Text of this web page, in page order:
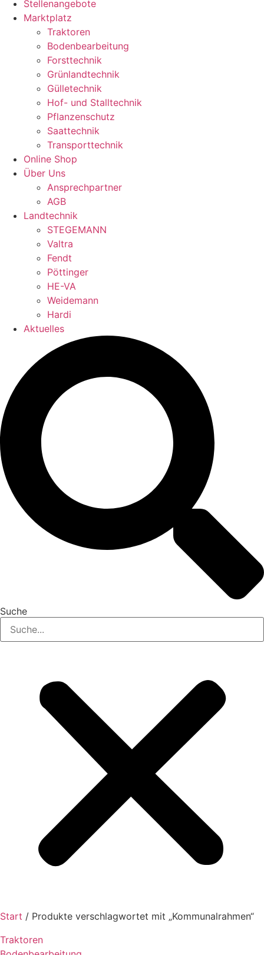
Stellenangebote
Marktplatz
Traktoren
Bodenbearbeitung
Forsttechnik
Grünlandtechnik
Gülletechnik
Hof- und Stalltechnik
Pflanzenschutz
Saattechnik
Transporttechnik
Online Shop
Über Uns
Ansprechpartner
AGB
Landtechnik
STEGEMANN
Valtra
Fendt
Pöttinger
HE-VA
Weidemann
Hardi
Aktuelles
Suche
Start / Produkte verschlagwortet mit „Kommunalrahmen“
Traktoren